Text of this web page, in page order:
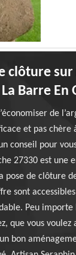
clôture
Barre En
de
et pas chère
conseil pour
27330 est une
pose de clôture
sont
Peu
que vous
bon